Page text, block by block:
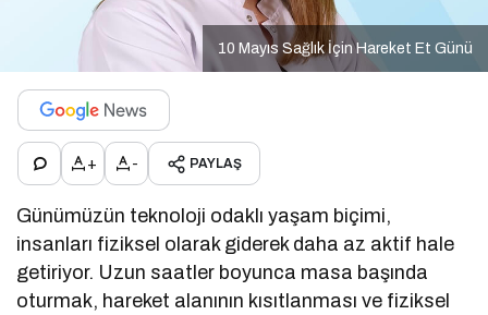
10 Mayıs Sağlık İçin Hareket Et Günü
+ - PAYLAŞ
Günümüzün teknoloji odaklı yaşam biçimi,
insanları fiziksel olarak giderek daha az aktif hale
getiriyor. Uzun saatler boyunca masa başında
oturmak, hareket alanının kısıtlanması ve fiziksel